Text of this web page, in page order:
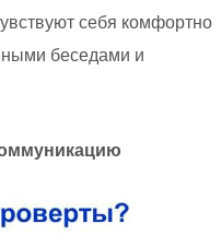
себя комфортно
беседами и